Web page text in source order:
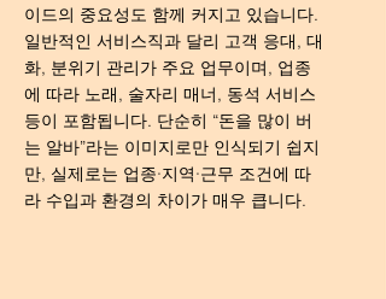
이드의 중요성도 함께 커지고 있습니다.
일반적인 서비스직과 달리 고객 응대, 대
화, 분위기 관리가 주요 업무이며, 업종
에 따라 노래, 술자리 매너, 동석 서비스
등이 포함됩니다. 단순히 “돈을 많이 버
는 알바”라는 이미지로만 인식되기 쉽지
만, 실제로는 업종·지역·근무 조건에 따
라 수입과 환경의 차이가 매우 큽니다.